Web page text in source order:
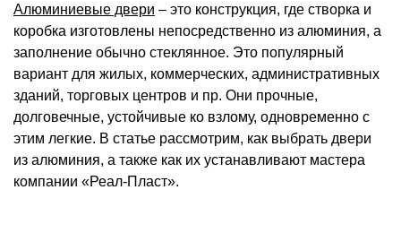
Алюминиевые двери – это конструкция, где створка и
коробка изготовлены непосредственно из алюминия, а
заполнение обычно стеклянное. Это популярный
вариант для жилых, коммерческих, административных
зданий, торговых центров и пр. Они прочные,
долговечные, устойчивые ко взлому, одновременно с
этим легкие. В статье рассмотрим, как выбрать двери
из алюминия, а также как их устанавливают мастера
компании «Реал-Пласт».